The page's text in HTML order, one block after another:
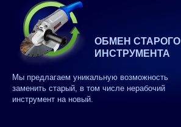
ОБМЕН СТАРОГО
ИНСТРУМЕНТА
Мы предлагаем уникальную возможность
заменить старый, в том числе нерабочий
инструмент на новый.